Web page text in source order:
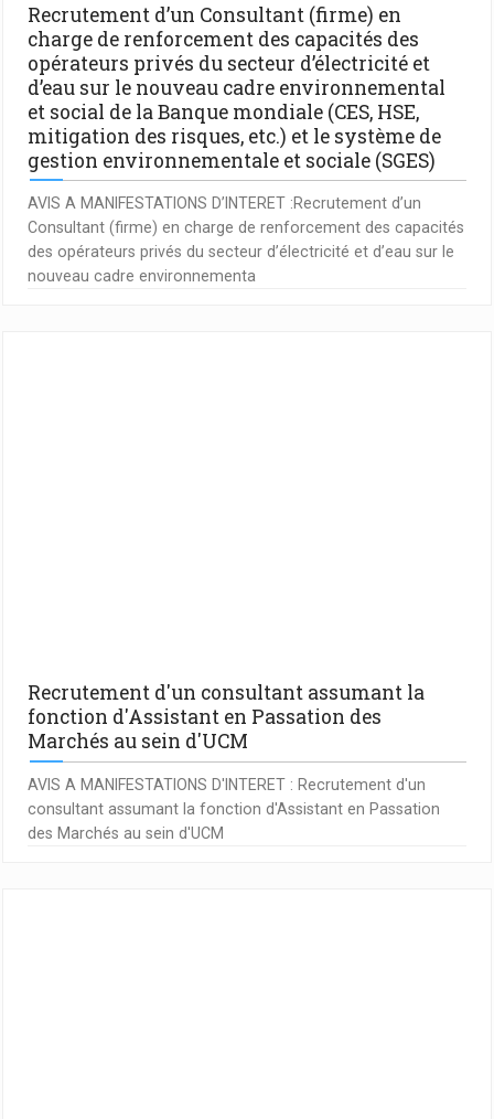
Recrutement d’un Consultant (firme) en
charge de renforcement des capacités des
opérateurs privés du secteur d’électricité et
d’eau sur le nouveau cadre environnemental
et social de la Banque mondiale (CES, HSE,
mitigation des risques, etc.) et le système de
gestion environnementale et sociale (SGES)
AVIS A MANIFESTATIONS D’INTERET :Recrutement d’un
Consultant (firme) en charge de renforcement des capacités
des opérateurs privés du secteur d’électricité et d’eau sur le
nouveau cadre environnementa
Recrutement d'un consultant assumant la
fonction d'Assistant en Passation des
Marchés au sein d'UCM
AVIS A MANIFESTATIONS D'INTERET : Recrutement d'un
consultant assumant la fonction d'Assistant en Passation
des Marchés au sein d'UCM